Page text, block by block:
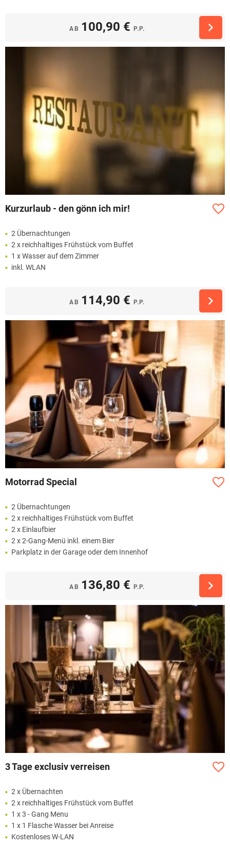
AB 100,90 € P.P.
Kurzurlaub - den gönn ich mir!
2 Übernachtungen
2 x reichhaltiges Frühstück vom Buffet
1 x Wasser auf dem Zimmer
inkl. WLAN
AB 114,90 € P.P.
Motorrad Special
2 Übernachtungen
2 x reichhaltiges Frühstück vom Buffet
2 x Einlaufbier
2 x 2-Gang-Menü inkl. einem Bier
Parkplatz in der Garage oder dem Innenhof
AB 136,80 € P.P.
3 Tage exclusiv verreisen
2 x Übernachten
2 x reichhaltiges Frühstück vom Buffet
1 x 3 - Gang Menu
1 x 1 Flasche Wasser bei Anreise
Kostenloses W-LAN